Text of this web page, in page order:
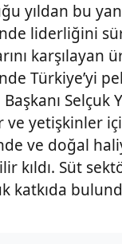
yıldan bu
liderliğini
Türkiye’yi
Selçuk
ve yetişkinler
ve doğal
kıldı. Süt
katkıda